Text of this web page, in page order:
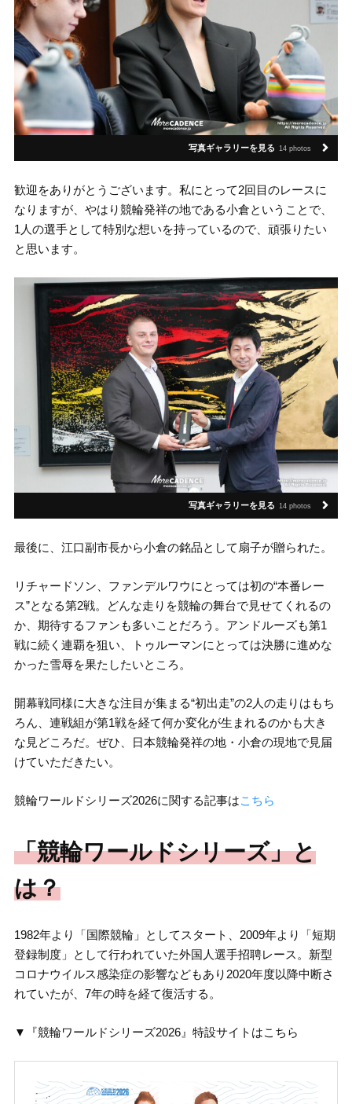
写真ギャラリーを見る 14 photos
歓迎をありがとうございます。私にとって2回目のレースに
なりますが、やはり競輪発祥の地である小倉ということで、
1人の選手として特別な想いを持っているので、頑張りたい
と思います。
写真ギャラリーを見る 14 photos
最後に、江口副市長から小倉の銘品として扇子が贈られた。
リチャードソン、ファンデルワウにとっては初の“本番レー
ス”となる第2戦。どんな走りを競輪の舞台で見せてくれるの
か、期待するファンも多いことだろう。アンドルーズも第1
戦に続く連覇を狙い、トゥルーマンにとっては決勝に進めな
かった雪辱を果たしたいところ。
開幕戦同様に大きな注目が集まる“初出走”の2人の走りはもち
ろん、連戦組が第1戦を経て何か変化が生まれるのかも大き
な見どころだ。ぜひ、日本競輪発祥の地・小倉の現地で見届
けていただきたい。
競輪ワールドシリーズ2026に関する記事はこちら
「競輪ワールドシリーズ」と
は？
1982年より「国際競輪」としてスタート、2009年より「短期
登録制度」として行われていた外国人選手招聘レース。新型
コロナウイルス感染症の影響などもあり2020年度以降中断さ
れていたが、7年の時を経て復活する。
▼『競輪ワールドシリーズ2026』特設サイトはこちら